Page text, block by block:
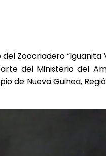
Zoocriadero “Iguanita
del Ministerio del
de Nueva Guinea,